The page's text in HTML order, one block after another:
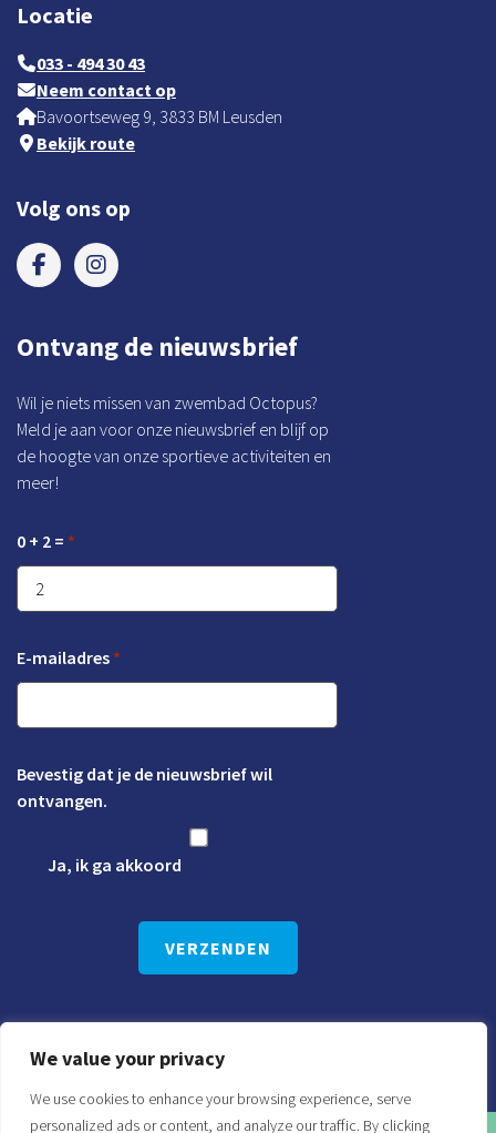
We value your privacy
We use cookies to enhance your browsing experience, serve
personalized ads or content, and analyze our traffic. By clicking
Locatie
033 - 494 30 43
Neem contact op
Bavoortseweg 9, 3833 BM Leusden
Bekijk route
Volg ons op
Ontvang de nieuwsbrief
Wil je niets missen van zwembad Octopus?
Meld je aan voor onze nieuwsbrief en blijf op
de hoogte van onze sportieve activiteiten en
meer!
0 + 2 = *
E-mailadres *
Bevestig dat je de nieuwsbrief wil
ontvangen.
Ja, ik ga akkoord